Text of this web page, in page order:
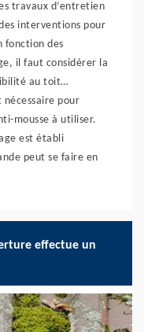
travaux d’entretien
interventions pour
fonction des
il faut considérer la
au toit…
pour
mousse à utiliser.
est établi
peut se faire en
effectue un